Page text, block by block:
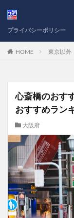
プライバシーポリシー
HOME 東京以外
心斎橋のおす
おすすめラン
大阪府